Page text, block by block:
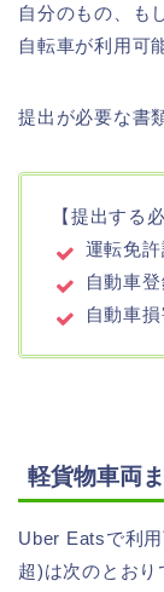
自分のもの、も
自転車が利用可
提出が必要な書
【提出する
運転免許
自動車
自動車
軽貨物車両
Uber Eatsで利
超)は次のとおり